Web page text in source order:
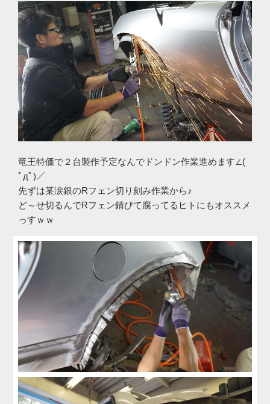
竜王特価で２台製作予定なんでドンドン作業進めます∠(
ﾟдﾟ)／
先ずは某涙銀のRフェン切り刻み作業から♪
ど～せ切るんでRフェン錆びて腐ってるヒトにもオススメ
っすｗｗ